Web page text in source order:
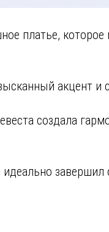
платье, которое
акцент и
создала
завершил